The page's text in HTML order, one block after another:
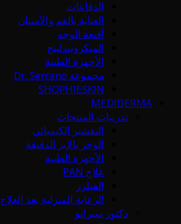
الدفاعات
العناية بالفم والأسنان
أقنعة الوجه
الميكرونيدلينج
الأجهزة الطبية
مجموعة Dr. Serrano
SHOPHIESKIN
MEDIDERMA
تدريبات المنتجات
التقشير الكيميائي
الوخز بالإبر الدقيقة
الأجهزة الطبية
علاج PAN
الفيلرز
الرعاية المنزلية بعد العلاج
دكتور سيرانو